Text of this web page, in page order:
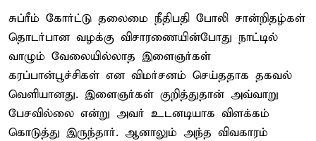
சுப்ரீம் கோர்ட்டு தலைமை நீதிபதி போலி சான்றிதழ்கள்
தொடர்பான வழக்கு விசாரணையின்போது நாட்டில்
வாழும் வேலையில்லாத இளைஞர்கள்
கரப்பான்பூச்சிகள் என விமர்சனம் செய்ததாக தகவல்
வெளியானது. இளைஞர்கள் குறித்துதான் அவ்வாறு
பேசவில்லை என்று அவர் உடனடியாக விளக்கம்
கொடுத்து இருந்தார். ஆனாலும் அந்த விவகாரம்